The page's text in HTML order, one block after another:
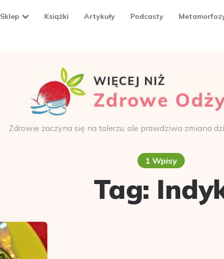
Sklep Książki Artykuły Podcasty
Zdrowie zaczyna się na talerzu, ale prawdziwa zmiana
1 Wpisy
Tag: